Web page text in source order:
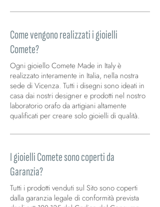
Come vengono realizzati i gioielli
Comete?
Ogni gioiello Comete Made in Italy è
realizzato interamente in Italia, nella nostra
sede di Vicenza. Tutti i disegni sono ideati in
casa dai nostri designer e prodotti nel nostro
laboratorio orafo da artigiani altamente
qualificati per creare solo gioielli di qualità.
I gioielli Comete sono coperti da
Garanzia?
Tutti i prodotti venduti sul Sito sono coperti
dalla garanzia legale di conformità prevista